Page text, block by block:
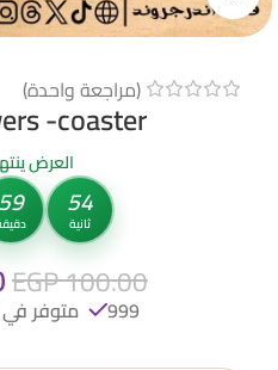
(مراجعة واحدة)
-coaster
العرض
59 53
ثانية
EGP100.00
999 متوفر في المخزون